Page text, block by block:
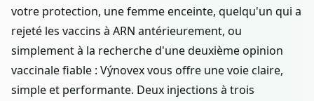
votre protection, une femme enceinte, quelqu'un qui a
rejeté les vaccins à ARN antérieurement, ou
simplement à la recherche d'une deuxième opinion
vaccinale fiable : Výnovex vous offre une voie claire,
simple et performante. Deux injections à trois